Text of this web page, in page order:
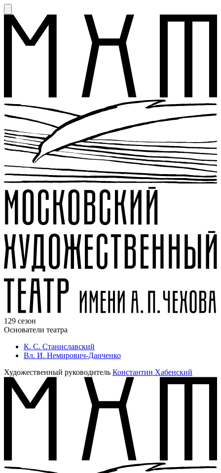
129 сезон
Основатели театра
К. С. Станиславский
Вл. И. Немирович-Данченко
Художественный руководитель Константин Хабенский